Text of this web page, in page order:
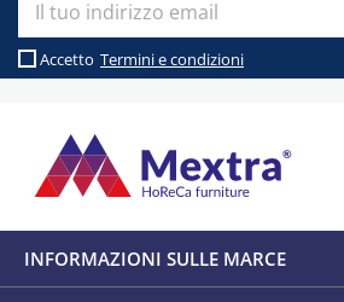
Accetto Termini e condizioni
INFORMAZIONI SULLE MARCE